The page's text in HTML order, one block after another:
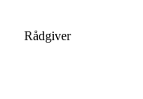
Rådgiver